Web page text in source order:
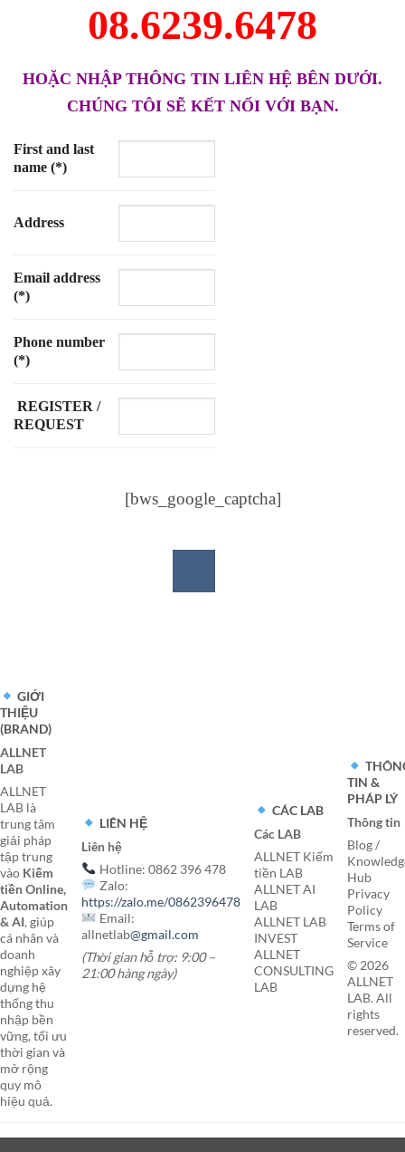
08.6239.6478
HOẶC NHẬP THÔNG TIN LIÊN HỆ BÊN DƯỚI.
CHÚNG TÔI SẼ KẾT NỐI VỚI BẠN.
First and last
name (*)
Address
Email address
(*)
Phone number
(*)
REGISTER /
REQUEST
[bws_google_captcha]
GIỚI
THIỆU
(BRAND)
ALLNET
LAB
ALLNET
LAB là
trung tâm
giải pháp
tập trung
vào Kiếm
tiền Online,
Automation
& AI, giúp
cá nhân và
doanh
nghiệp xây
dựng hệ
thống thu
nhập bền
vững, tối ưu
thời gian và
mở rộng
quy mô
hiệu quả.
LIÊN HỆ
Liên hệ
Hotline: 0862 396 478
Zalo:
https://zalo.me/0862396478
Email:
allnetlab@gmail.com
(Thời gian hỗ trợ: 9:00 –
21:00 hàng ngày)
CÁC LAB
Các LAB
ALLNET Kiếm
tiền LAB
ALLNET AI
LAB
ALLNET LAB
INVEST
ALLNET
CONSULTING
LAB
TIN &
PHÁP LÝ
Thông tin
Blog /
Hub
Privacy
Policy
Terms of
Service
© 2026
ALLNET
LAB. All
rights
reserved.